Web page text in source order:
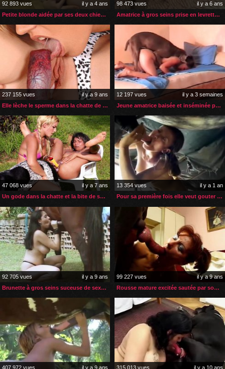
92 893 vues
il y a 4 ans
Petite blonde aidée par ses deux chiens pour son orgasme anal
98 473 vues
il y a 6 ans
Amatrice à gros seins prise en levrette par son chien
237 155 vues
il y a 9 ans
Elle lèche le sperme dans la chatte de sa copine
12 197 vues
il y a 3 semaines
Jeune amatrice baisée et inséminée par son gros chien
47 068 vues
il y a 7 ans
Un gode dans la chatte et la bite de son chien dans le cul
13 354 vues
il y a 1 an
Pour sa première fois elle veut gouter au sperme de son cheval
92 705 vues
il y a 9 ans
Brunette à gros seins suceuse de sexe de cheval
99 227 vues
il y a 9 ans
Rousse mature excitée sautée par son chien
407 972 vues il y a 9 ans 315 013 vues il y a 10 ans